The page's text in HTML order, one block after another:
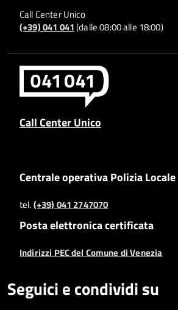
Call Center Unico
(+39) 041 041(dalle 08:00 alle 18:00)
Call Center Unico
Centrale operativa Polizia Locale
tel.(+39) 041 2747070
Posta elettronica certificata
Indirizzi PEC del Comune di Venezia
Seguici e condividi su